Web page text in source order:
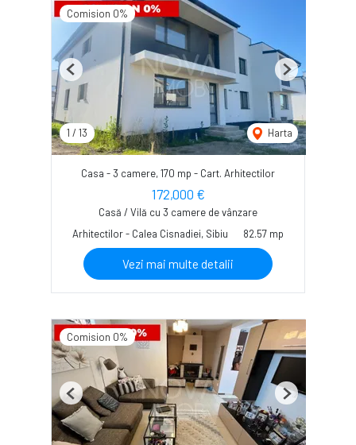
Comision 0%
1 / 13 Harta
Previous Next
Casa - 3 camere, 170 mp - Cart. Arhitectilor
172,000 €
Casă / Vilă cu 3 camere de vânzare
Arhitectilor - Calea Cisnadiei, Sibiu
82.57 mp
Vezi mai multe detalii
Comision 0%
Previous Next